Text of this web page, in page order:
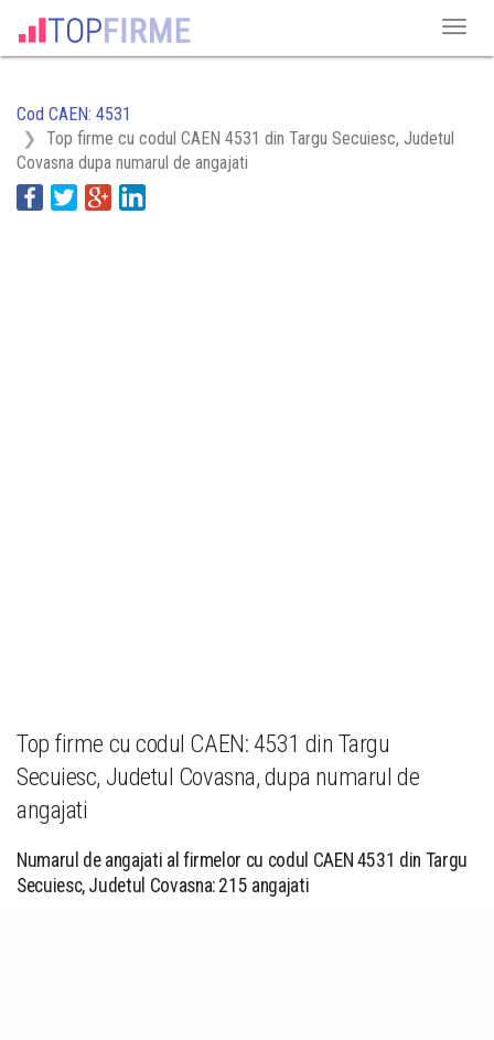
Cod CAEN: 4531
Top firme cu codul CAEN 4531 din Targu Secuiesc, Judetul
Covasna dupa numarul de angajati
Top firme cu codul CAEN: 4531 din Targu
Secuiesc, Judetul Covasna, dupa numarul de
angajati
Numarul de angajati al firmelor cu codul CAEN 4531 din Targu
Secuiesc, Judetul Covasna: 215 angajati